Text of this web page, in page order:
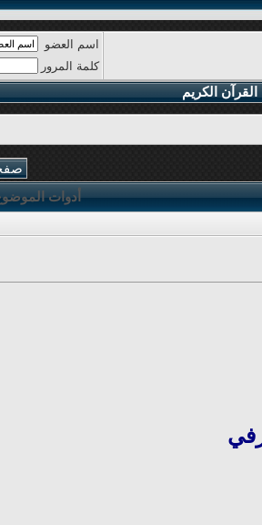
اسم العضو
كلمة المرور
القرآن الكريم
صفحة
أدوات